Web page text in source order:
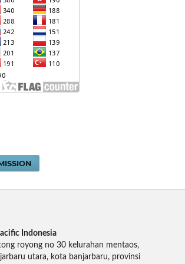
Indonesia
royong no 30 kelurahan mentaos,
utara, kota banjarbaru, provinsi